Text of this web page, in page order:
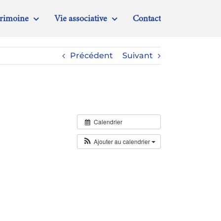
Vie associative Contact
Précédent Suivant
Calendrier
Ajouter au calendrier